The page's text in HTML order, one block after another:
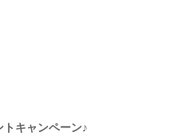
キャンペーン♪